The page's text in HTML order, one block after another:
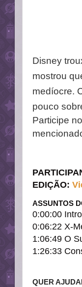
Disney
mostrou
medíocre.
pouco
Participe
EDIÇÃO:
ASSUNTOS
0:00:00
0:06:22 X-
1:06:49 O
1:26:33
QUER